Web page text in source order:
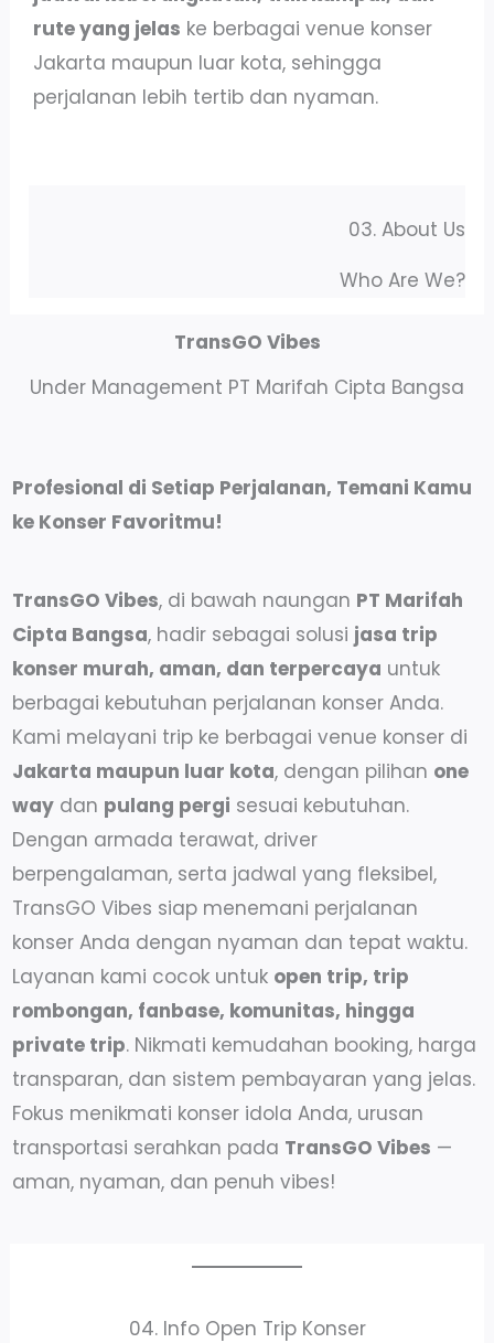
rute yang jelas ke berbagai venue konser
Jakarta maupun luar kota, sehingga
perjalanan lebih tertib dan nyaman.
03. About Us
Who Are We?
TransGO Vibes
Under Management PT Marifah Cipta Bangsa
Profesional di Setiap Perjalanan, Temani Kamu
ke Konser Favoritmu!
TransGO Vibes, di bawah naungan PT Marifah
Cipta Bangsa, hadir sebagai solusi jasa trip
konser murah, aman, dan terpercaya untuk
berbagai kebutuhan perjalanan konser Anda.
Kami melayani trip ke berbagai venue konser di
Jakarta maupun luar kota, dengan pilihan one
way dan pulang pergi sesuai kebutuhan.
Dengan armada terawat, driver
berpengalaman, serta jadwal yang fleksibel,
TransGO Vibes siap menemani perjalanan
konser Anda dengan nyaman dan tepat waktu.
Layanan kami cocok untuk open trip, trip
rombongan, fanbase, komunitas, hingga
private trip. Nikmati kemudahan booking, harga
transparan, dan sistem pembayaran yang jelas.
Fokus menikmati konser idola Anda, urusan
transportasi serahkan pada TransGO Vibes —
aman, nyaman, dan penuh vibes!
04. Info Open Trip Konser